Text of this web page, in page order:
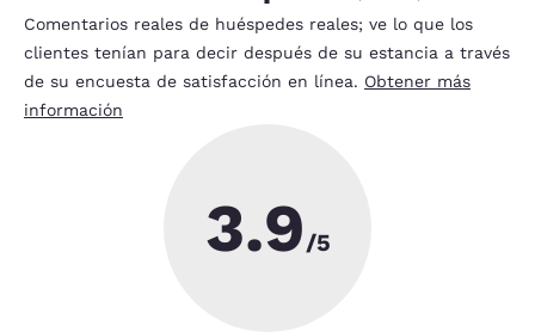
Comentarios reales de huéspedes reales; ve lo que los
clientes tenían para decir después de su estancia a través
de su encuesta de satisfacción en línea. Obtener más
información
3.9/5